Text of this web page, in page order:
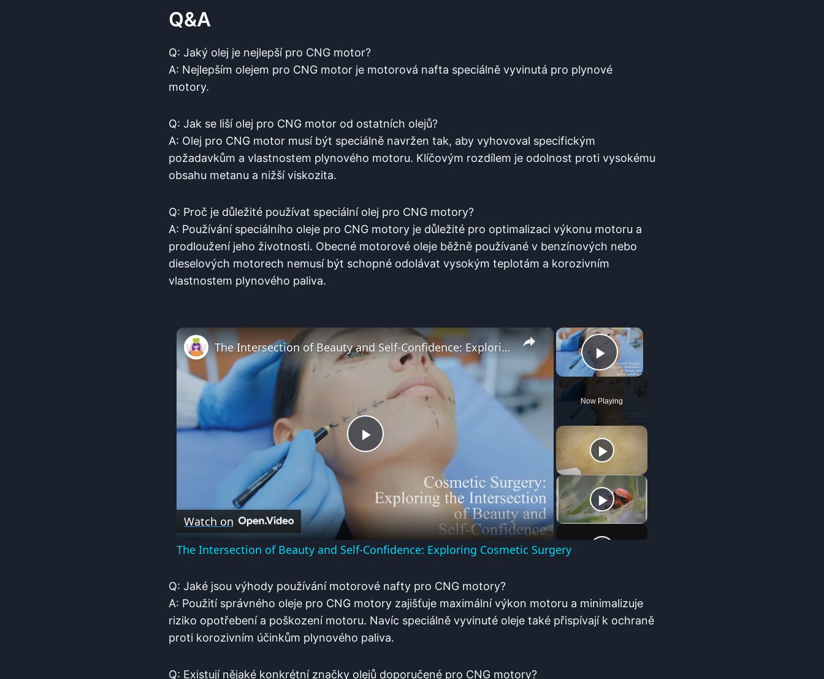
Q&A
Q: Jaký olej je nejlepší pro CNG motor?
A: Nejlepším olejem pro CNG motor je motorová nafta speciálně vyvinutá pro plynové
motory.
Q: Jak se liší olej pro CNG motor od ostatních olejů?
A: Olej pro CNG motor musí být speciálně navržen tak, aby vyhovoval specifickým
požadavkům a vlastnostem plynového motoru. Klíčovým rozdílem je odolnost proti vysokému
obsahu metanu a nižší viskozita.
Q: Proč je důležité používat speciální olej pro CNG motory?
A: Používání speciálního oleje pro CNG motory je důležité pro optimalizaci výkonu motoru a
prodloužení jeho životnosti. Obecné motorové oleje běžně používané v benzínových nebo
dieselových motorech nemusí být schopné odolávat vysokým teplotám a korozivním
vlastnostem plynového paliva.
×
Play Video
Now Playing
×
Play
Video
The Intersection of Beauty and Self-Confidence: Exploring Cosmetic Surgery
Watch on
The Intersection of Beauty and Self-Confidence: Exploring Cosmetic Surgery
Q: Jaké jsou výhody používání motorové nafty pro CNG motory?
A: Použití správného oleje pro CNG motory zajišťuje maximální výkon motoru a minimalizuje
riziko opotřebení a poškození motoru. Navíc speciálně vyvinuté oleje také přispívají k ochraně
proti korozivním účinkům plynového paliva.
Q: Existují nějaké konkrétní značky olejů doporučené pro CNG motory?